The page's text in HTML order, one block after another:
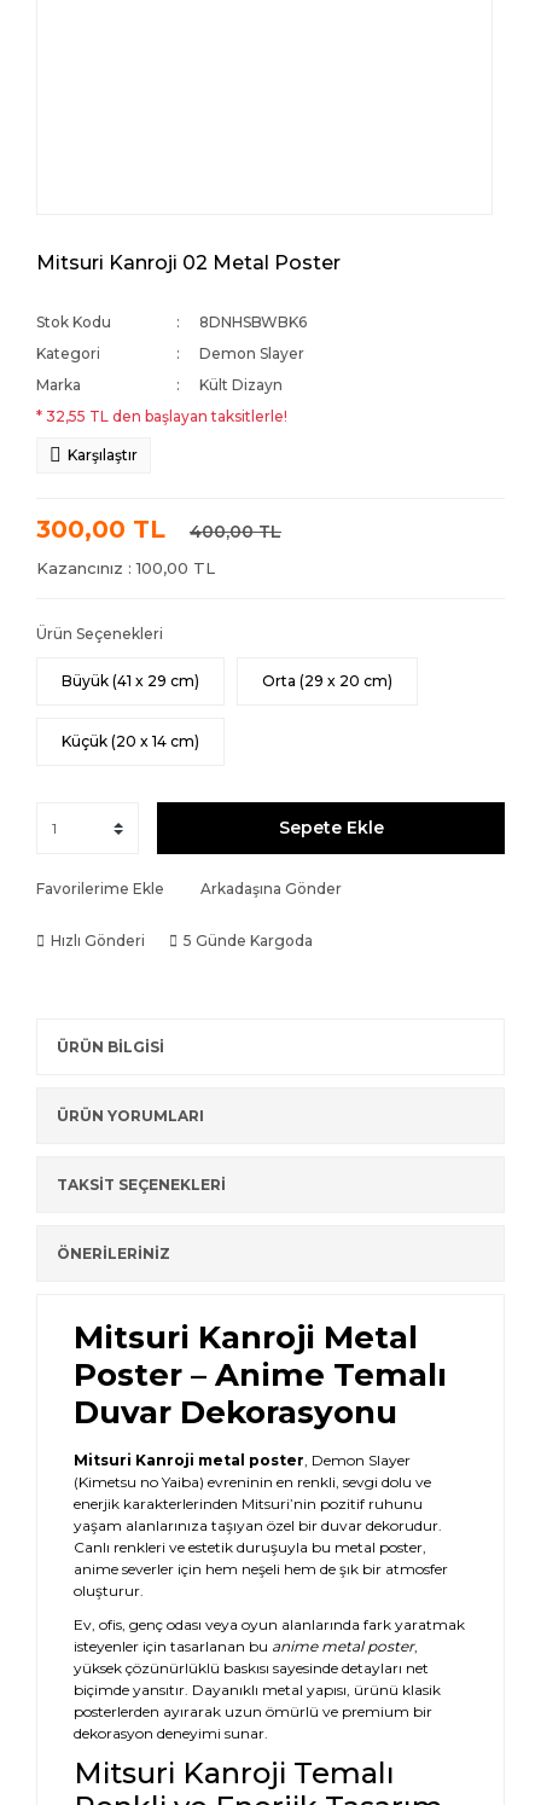
Mitsuri Kanroji 02 Metal Poster
Stok Kodu
8DNHSBWBK6
Kategori
Demon Slayer
Marka
Kült Dizayn
* 32,55 TL den başlayan taksitlerle!
Karşılaştır
300,00 TL 400,00 TL
Kazancınız : 100,00 TL
Ürün Seçenekleri
Büyük (41 x 29 cm) Orta (29 x 20 cm)
Küçük (20 x 14 cm)
Sepete Ekle
Favorilerime Ekle Arkadaşına Gönder
Hızlı Gönderi 5 Günde Kargoda
ÜRÜN BİLGİSİ
ÜRÜN YORUMLARI
TAKSİT SEÇENEKLERİ
ÖNERİLERİNİZ
Mitsuri Kanroji Metal
Poster – Anime Temalı
Duvar Dekorasyonu
Mitsuri Kanroji metal poster, Demon Slayer
(Kimetsu no Yaiba) evreninin en renkli, sevgi dolu ve
enerjik karakterlerinden Mitsuri’nin pozitif ruhunu
yaşam alanlarınıza taşıyan özel bir duvar dekorudur.
Canlı renkleri ve estetik duruşuyla bu metal poster,
anime severler için hem neşeli hem de şık bir atmosfer
oluşturur.
Ev, ofis, genç odası veya oyun alanlarında fark yaratmak
isteyenler için tasarlanan bu anime metal poster,
yüksek çözünürlüklü baskısı sayesinde detayları net
biçimde yansıtır. Dayanıklı metal yapısı, ürünü klasik
posterlerden ayırarak uzun ömürlü ve premium bir
dekorasyon deneyimi sunar.
Mitsuri Kanroji Temalı